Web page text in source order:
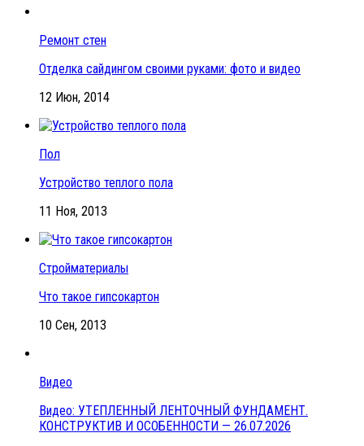
Ремонт стен
Отделка сайдингом своими руками: фото и видео
12 Июн, 2014
Пол
Устройство теплого пола
11 Ноя, 2013
Стройматериалы
Что такое гипсокартон
10 Сен, 2013
Видео
Видео: УТЕПЛЕННЫЙ ЛЕНТОЧНЫЙ ФУНДАМЕНТ.
КОНСТРУКТИВ И ОСОБЕННОСТИ — 26.07.2026